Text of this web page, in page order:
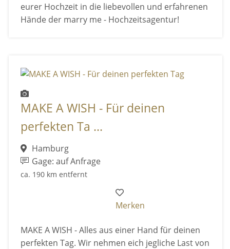
eurer Hochzeit in die liebevollen und erfahrenen
Hände der marry me - Hochzeitsagentur!
MAKE A WISH - Für deinen
perfekten Ta ...
Hamburg
Gage: auf Anfrage
ca. 190 km entfernt
Merken
MAKE A WISH - Alles aus einer Hand für deinen
perfekten Tag. Wir nehmen eich jegliche Last von